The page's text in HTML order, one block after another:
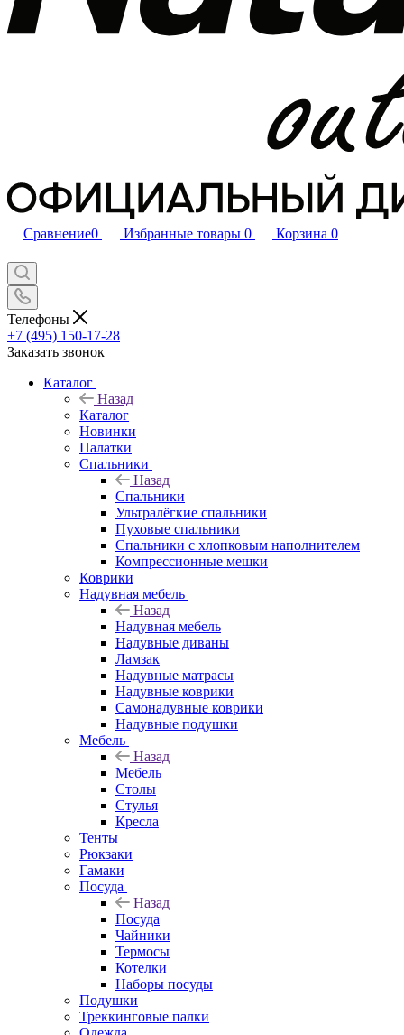
Сравнение0 Избранные товары 0 Корзина 0
Телефоны
+7 (495) 150-17-28
Заказать звонок
Каталог
Назад
Каталог
Новинки
Палатки
Спальники
Назад
Спальники
Ультралёгкие спальники
Пуховые спальники
Спальники с хлопковым наполнителем
Компрессионные мешки
Коврики
Надувная мебель
Назад
Надувная мебель
Надувные диваны
Ламзак
Надувные матрасы
Надувные коврики
Самонадувные коврики
Надувные подушки
Мебель
Назад
Мебель
Столы
Стулья
Кресла
Тенты
Рюкзаки
Гамаки
Посуда
Назад
Посуда
Чайники
Термосы
Котелки
Наборы посуды
Подушки
Треккинговые палки